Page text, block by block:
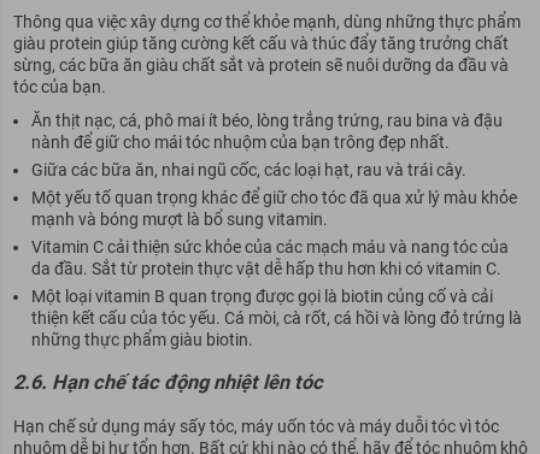
Thông qua việc xây dựng cơ thể khỏe mạnh, dùng những thực phẩm
giàu protein giúp tăng cường kết cấu và thúc đẩy tăng trưởng chất
sừng, các bữa ăn giàu chất sắt và protein sẽ nuôi dưỡng da đầu và
tóc của bạn.
Ăn thịt nạc, cá, phô mai ít béo, lòng trắng trứng, rau bina và đậu
nành để giữ cho mái tóc nhuộm của bạn trông đẹp nhất.
Giữa các bữa ăn, nhai ngũ cốc, các loại hạt, rau và trái cây.
Một yếu tố quan trọng khác để giữ cho tóc đã qua xử lý màu khỏe
mạnh và bóng mượt là bổ sung vitamin.
Vitamin C cải thiện sức khỏe của các mạch máu và nang tóc của
da đầu. Sắt từ protein thực vật dễ hấp thu hơn khi có vitamin C.
Một loại vitamin B quan trọng được gọi là biotin củng cố và cải
thiện kết cấu của tóc yếu. Cá mòi, cà rốt, cá hồi và lòng đỏ trứng là
những thực phẩm giàu biotin.
2.6. Hạn chế tác động nhiệt lên tóc
Hạn chế sử dụng máy sấy tóc, máy uốn tóc và máy duỗi tóc vì tóc
nhuộm dễ bị hư tổn hơn. Bất cứ khi nào có thể, hãy để tóc nhuộm khô